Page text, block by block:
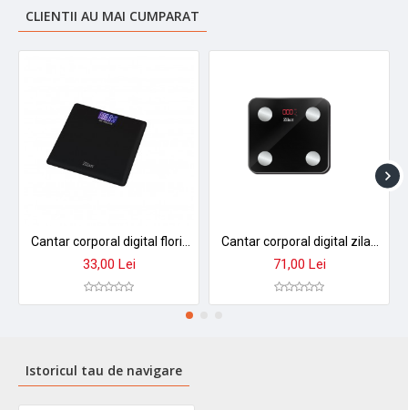
CLIENTII AU MAI CUMPARAT
33,00 Lei 71,00 Lei
Istoricul tau de navigare